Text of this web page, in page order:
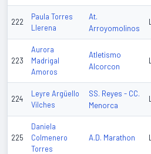
222
Paula Torres
Llerena
At.
Arroyomolinos
223
Aurora
Madrigal
Amoros
Atletismo
Alcorcon
224
Leyre Argüello
Vilches
SS. Reyes - CC.
Menorca
225
Daniela
Colmenero
Torres
A.D. Marathon